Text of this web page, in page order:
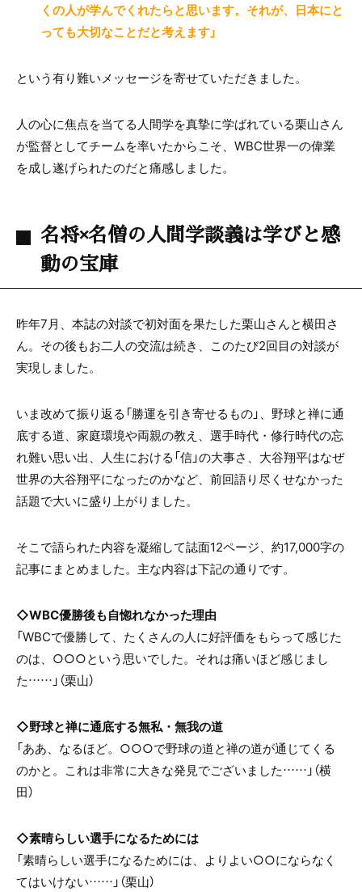
くの人が学んでくれたらと思います。それが、日本にと
っても大切なことだと考えます」
という有り難いメッセージを寄せていただきました。
人の心に焦点を当てる人間学を真摯に学ばれている栗山さん
が監督としてチームを率いたからこそ、WBC世界一の偉業
を成し遂げられたのだと痛感しました。
名将×名僧の人間学談義は学びと感
動の宝庫
昨年7月、本誌の対談で初対面を果たした栗山さんと横田さ
ん。その後もお二人の交流は続き、このたび2回目の対談が
実現しました。
いま改めて振り返る「勝運を引き寄せるもの」、野球と禅に通
底する道、家庭環境や両親の教え、選手時代・修行時代の忘
れ難い思い出、人生における「信」の大事さ、大谷翔平はなぜ
世界の大谷翔平になったのかなど、前回語り尽くせなかった
話題で大いに盛り上がりました。
そこで語られた内容を凝縮して誌面12ページ、約17,000字の
記事にまとめました。主な内容は下記の通りです。
◇WBC優勝後も自惚れなかった理由
「WBCで優勝して、たくさんの人に好評価をもらって感じた
のは、○○○という思いでした。それは痛いほど感じまし
た……」（栗山）
◇野球と禅に通底する無私・無我の道
「ああ、なるほど。○○○で野球の道と禅の道が通じてくる
のかと。これは非常に大きな発見でございました……」（横
田）
◇素晴らしい選手になるためには
「素晴らしい選手になるためには、よりよい○○にならなく
てはいけない……」（栗山）